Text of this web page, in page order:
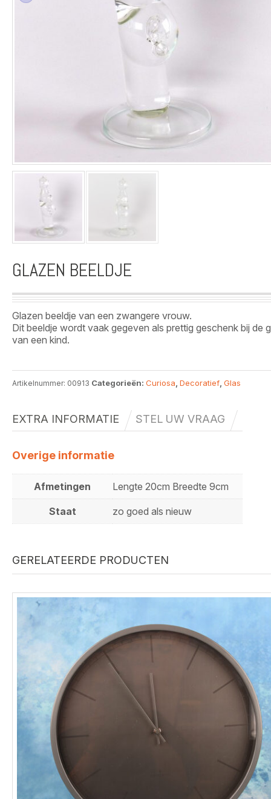
GLAZEN BEELDJE
Glazen beeldje van een zwangere vrouw.
Dit beeldje wordt vaak gegeven als prettig geschenk bij de
van een kind.
Artikelnummer: 00913 Categorieën: Curiosa, Decoratief, Glas
EXTRA INFORMATIE STEL UW VRAAG
Overige informatie
Afmetingen Lengte 20cm Breedte 9cm
Staat zo goed als nieuw
GERELATEERDE PRODUCTEN